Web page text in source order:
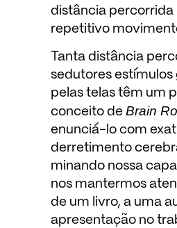
distância percorrida
repetitivo
Tanta distância
sedutores estímulos
pelas telas têm um
conceito de Brain
enunciá-lo com
derretimento
minando nossa
nos mantermos
de um livro, a uma
apresentação no